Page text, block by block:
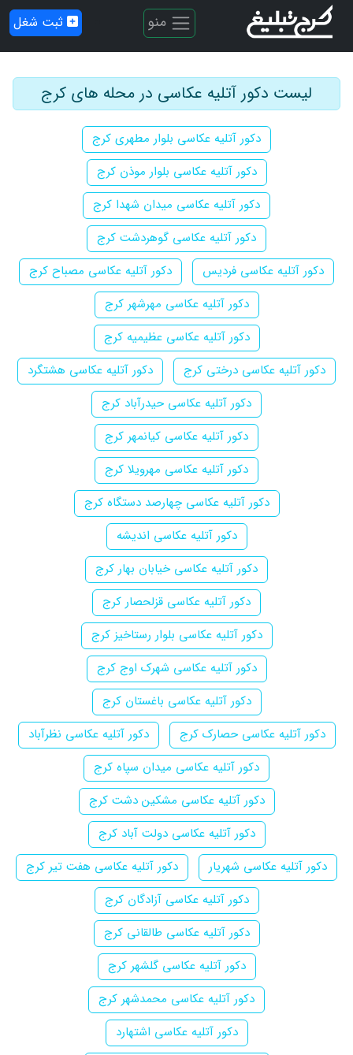
منو ثبت شغل
لیست دکور آتلیه عکاسی در محله های کرج
دکور آتلیه عکاسی بلوار مطهری کرج
دکور آتلیه عکاسی بلوار موذن کرج
دکور آتلیه عکاسی میدان شهدا کرج
دکور آتلیه عکاسی گوهردشت کرج
دکور آتلیه عکاسی فردیس
دکور آتلیه عکاسی مصباح کرج
دکور آتلیه عکاسی مهرشهر کرج
دکور آتلیه عکاسی عظیمیه کرج
دکور آتلیه عکاسی درختی کرج
دکور آتلیه عکاسی هشتگرد
دکور آتلیه عکاسی حیدرآباد کرج
دکور آتلیه عکاسی کیانمهر کرج
دکور آتلیه عکاسی مهرویلا کرج
دکور آتلیه عکاسی چهارصد دستگاه کرج
دکور آتلیه عکاسی اندیشه
دکور آتلیه عکاسی خیابان بهار کرج
دکور آتلیه عکاسی قزلحصار کرج
دکور آتلیه عکاسی بلوار رستاخیز کرج
دکور آتلیه عکاسی شهرک اوج کرج
دکور آتلیه عکاسی باغستان کرج
دکور آتلیه عکاسی حصارک کرج
دکور آتلیه عکاسی نظرآباد
دکور آتلیه عکاسی میدان سپاه کرج
دکور آتلیه عکاسی مشکین دشت کرج
دکور آتلیه عکاسی دولت آباد کرج
دکور آتلیه عکاسی شهریار
دکور آتلیه عکاسی هفت تیر کرج
دکور آتلیه عکاسی آزادگان کرج
دکور آتلیه عکاسی طالقانی کرج
دکور آتلیه عکاسی گلشهر کرج
دکور آتلیه عکاسی محمدشهر کرج
دکور آتلیه عکاسی اشتهارد